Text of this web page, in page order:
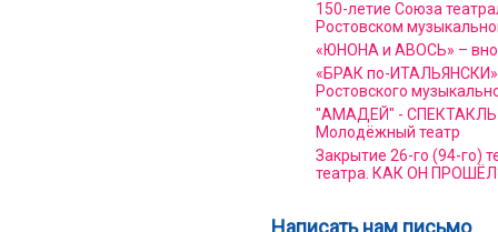
150-летие Союза
Ростовском
«ЮНОНА и АВОСЬ» –
«БРАК по-ИТАЛЬЯНСКИ»
Ростовского
"АМАДЕЙ" - СПЕКТАКЛЬ
Молодёжный театр
Закрытие 26-го (94-го)
театра. КАК ОН
Написать нам письмо